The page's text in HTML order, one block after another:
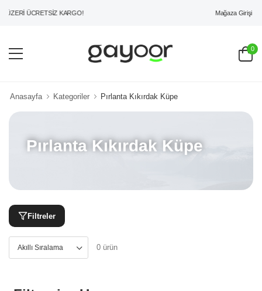
ÜCRETSİZ KARGO! Mağaza Girişi
0
Anasayfa Kategoriler Pırlanta Kıkırdak Küpe
Pırlanta Kıkırdak Küpe
Filtreler
0 ürün